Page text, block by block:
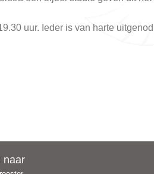
uur. Ieder is van harte
naar